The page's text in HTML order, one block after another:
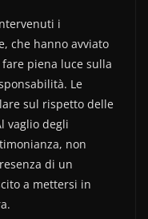
i
che hanno avviato
piena luce sulla
Le
sul rispetto delle
vaglio degli
non
di un
a mettersi in